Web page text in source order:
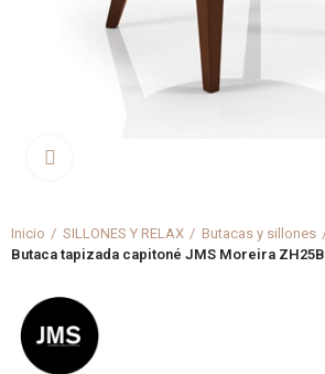
Inicio SILLONES Y RELAX
Butacas y sillones
Butaca tapizada capitoné JMS Moreira ZH25B